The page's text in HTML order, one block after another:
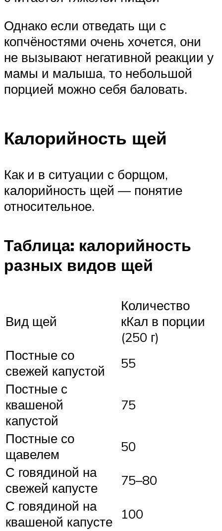
Однако если отведать щи с
копчёностями очень хочется, они
не вызывают негативной реакции у
мамы и малыша, то небольшой
порцией можно себя баловать.
Калорийность щей
Как и в ситуации с борщом,
калорийность щей — понятие
относительное.
Таблица: калорийность
разных видов щей
Вид щей
Количество
кКал в порции
(250 г)
Постные со
свежей капустой
55
Постные с
квашеной
капустой
75
Постные со
щавелем
50
С говядиной на
свежей капусте
75–80
С говядиной на
квашеной капусте
100